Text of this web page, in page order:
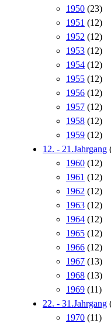
1950 (23)
1951 (12)
1952 (12)
1953 (12)
1954 (12)
1955 (12)
1956 (12)
1957 (12)
1958 (12)
1959 (12)
12. - 21.Jahrgang
1960 (12)
1961 (12)
1962 (12)
1963 (12)
1964 (12)
1965 (12)
1966 (12)
1967 (13)
1968 (13)
1969 (11)
22. - 31.Jahrgang
1970 (11)